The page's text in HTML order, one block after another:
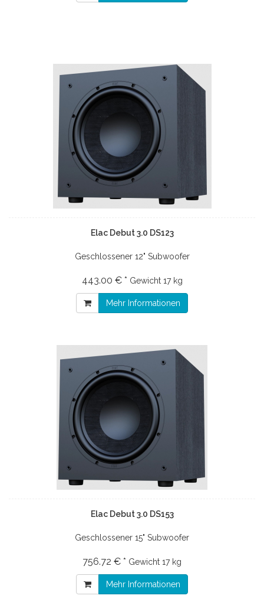
Elac Debut 3.0 DS123
Geschlossener 12" Subwoofer
443.00 € * Gewicht 17 kg
Mehr Informationen
Elac Debut 3.0 DS153
Geschlossener 15" Subwoofer
756.72 € * Gewicht 17 kg
Mehr Informationen